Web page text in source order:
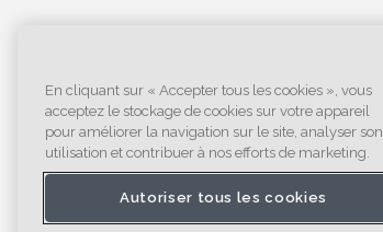
En cliquant sur « Accepter tous les cookies », vous
acceptez le stockage de cookies sur votre appareil
pour améliorer la navigation sur le site, analyser son
utilisation et contribuer à nos efforts de marketing.
Autoriser tous les cookies